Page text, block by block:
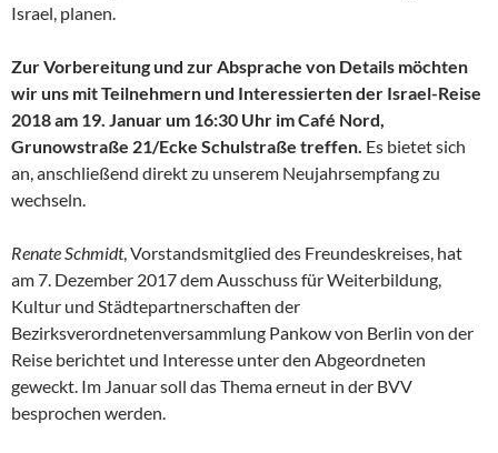
Israel, planen.
Zur Vorbereitung und zur Absprache von Details möchten
wir uns mit Teilnehmern und Interessierten der Israel-Reise
2018 am 19. Januar um 16:30 Uhr im Café Nord,
Grunowstraße 21/Ecke Schulstraße treffen. Es bietet sich
an, anschließend direkt zu unserem Neujahrsempfang zu
wechseln.
Renate Schmidt, Vorstandsmitglied des Freundeskreises, hat
am 7. Dezember 2017 dem Ausschuss für Weiterbildung,
Kultur und Städtepartnerschaften der
Bezirksverordnetenversammlung Pankow von Berlin von der
Reise berichtet und Interesse unter den Abgeordneten
geweckt. Im Januar soll das Thema erneut in der BVV
besprochen werden.